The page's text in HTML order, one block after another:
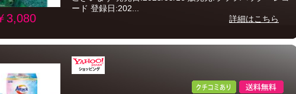
3,080
ード 登録日:202...
詳細はこちら